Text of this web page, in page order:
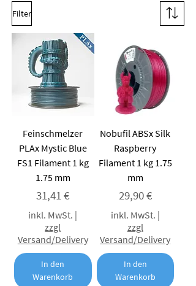
Filter
Feinschmelzer
PLAx Mystic Blue
FS1 Filament 1 kg
1.75 mm
Preis
31,41 €
inkl. MwSt. |
zzgl
Versand/Delivery
In den
Warenkorb
Nobufil ABSx Silk
Raspberry
Filament 1 kg 1.75
mm
Preis
29,90 €
inkl. MwSt. |
zzgl
Versand/Delivery
In den
Warenkorb